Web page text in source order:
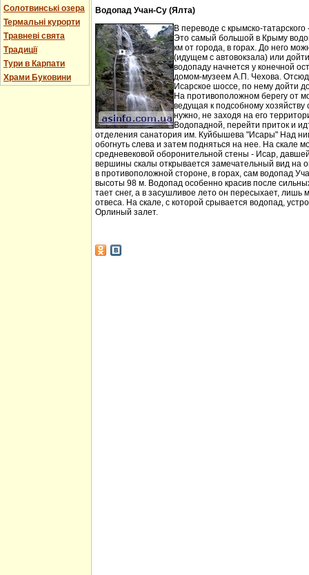
Солотвинські озера
Термальні курорти
Травневі свята
Традиції
Тури в Карпати
Храми Буковини
Водопад Учан-Су (Ялта)
В переводе с крымско-
Это самый большой в Крыму
км от города, в горах. До него
(идущем с автовокзала) или
водопаду начнется у конечной
домом-музеем А.П. Чехова.
Исарское шоссе, по нему дойти
На противоположном берегу от
ведущая к подсобному
нужно, не заходя на его
Водопадной, перейти приток и
отделения санатория им. Куйбышева "Исары" Над
обогнуть слева и затем подняться на нее. На скале
средневековой оборонительной стены - Исар,
вершины скалы открывается замечательный вид на
в противоположной стороне, в горах, сам водопад
высоты 98 м. Водопад особенно красив после
тает снег, а в засушливое лето он пересыхает, лишь
отвеса. На скале, с которой срывается водопад,
Орлиный залет.